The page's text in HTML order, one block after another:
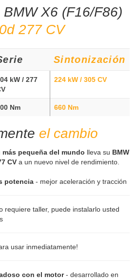
X6 (F16/F86)
277 CV
Sintonización
kW / 277
224 kW / 305 CV
Nm 660 Nm
el cambio
pequeña del mundo lleva su BMW
CV a un nuevo nivel de rendimiento.
potencia - mejor aceleración y tracción
requiere taller, puede instalarlo usted
usar inmediatamente!
con el motor- desarrollado en